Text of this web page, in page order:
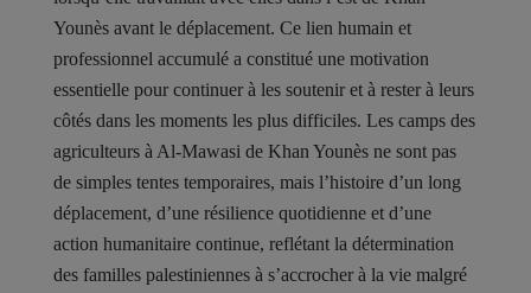
Younès avant le déplacement. Ce lien humain et
professionnel accumulé a constitué une motivation
essentielle pour continuer à les soutenir et à rester à leurs
côtés dans les moments les plus difficiles. Les camps des
agriculteurs à Al-Mawasi de Khan Younès ne sont pas
de simples tentes temporaires, mais l’histoire d’un long
déplacement, d’une résilience quotidienne et d’une
action humanitaire continue, reflétant la détermination
des familles palestiniennes à s’accrocher à la vie malgré